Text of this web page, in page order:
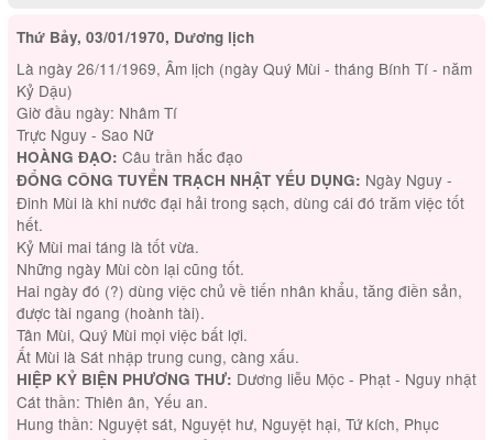
Thứ Bảy, 03/01/1970, Dương lịch
Là ngày 26/11/1969, Âm lịch (ngày Quý Mùi - tháng Bính Tí - năm
Kỷ Dậu)
Giờ đầu ngày: Nhâm Tí
Trực Nguy - Sao Nữ
HOÀNG ĐẠO: Câu trần hắc đạo
ĐỔNG CÔNG TUYỂN TRẠCH NHẬT YẾU DỤNG: Ngày Nguy -
Đinh Mùi là khi nước đại hải trong sạch, dùng cái đó trăm việc tốt
hết.
Kỷ Mùi mai táng là tốt vừa.
Những ngày Mùi còn lại cũng tốt.
Hai ngày đó (?) dùng việc chủ về tiến nhân khẩu, tăng điền sản,
được tài ngang (hoành tài).
Tân Mùi, Quý Mùi mọi việc bất lợi.
Ất Mùi là Sát nhập trung cung, càng xấu.
HIỆP KỶ BIỆN PHƯƠNG THƯ: Dương liễu Mộc - Phạt - Nguy nhật
Cát thần: Thiên ân, Yếu an.
Hung thần: Nguyệt sát, Nguyệt hư, Nguyệt hại, Tứ kích, Phục